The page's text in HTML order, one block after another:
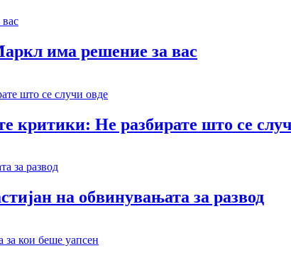
има решение за вас
критики: Не разбирате што се
на обвинувањата за развод